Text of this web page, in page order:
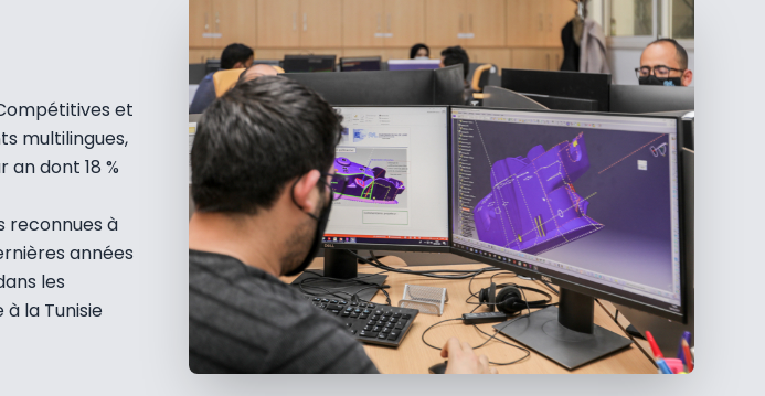
et
multilingues,
dont 18 %
reconnues à
années
les
la Tunisie